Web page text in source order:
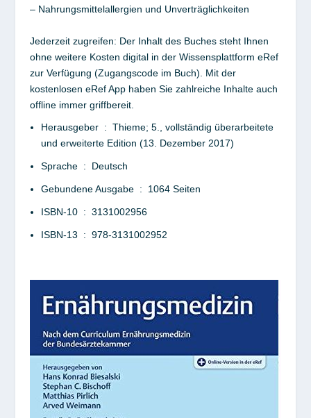
– Nahrungsmittelallergien und Unverträglichkeiten
Jederzeit zugreifen: Der Inhalt des Buches steht Ihnen
ohne weitere Kosten digital in der Wissensplattform eRef
zur Verfügung (Zugangscode im Buch). Mit der
kostenlosen eRef App haben Sie zahlreiche Inhalte auch
offline immer griffbereit.
Herausgeber ‏ : ‎ Thieme; 5., vollständig überarbeitete
und erweiterte Edition (13. Dezember 2017)
Sprache ‏ : ‎ Deutsch
Gebundene Ausgabe ‏ : ‎ 1064 Seiten
ISBN-10 ‏ : ‎ 3131002956
ISBN-13 ‏ : ‎ 978-3131002952